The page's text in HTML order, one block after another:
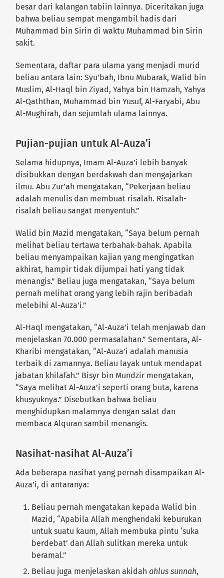
besar dari kalangan tabiin lainnya. Diceritakan juga
bahwa beliau sempat mengambil hadis dari
Muhammad bin Sirin di waktu Muhammad bin Sirin
sakit.
Sementara, daftar para ulama yang menjadi murid
beliau antara lain: Syu’bah, Ibnu Mubarak, Walid bin
Muslim, Al-Haql bin Ziyad, Yahya bin Hamzah, Yahya
Al-Qaththan, Muhammad bin Yusuf, Al-Faryabi, Abu
Al-Mughirah, dan sejumlah ulama lainnya.
Pujian-pujian untuk Al-Auza’i
Selama hidupnya, Imam Al-Auza’i lebih banyak
disibukkan dengan berdakwah dan mengajarkan
ilmu. Abu Zur’ah mengatakan, “Pekerjaan beliau
adalah menulis dan membuat risalah. Risalah-
risalah beliau sangat menyentuh.”
Walid bin Mazid mengatakan, “Saya belum pernah
melihat beliau tertawa terbahak-bahak. Apabila
beliau menyampaikan kajian yang mengingatkan
akhirat, hampir tidak dijumpai hati yang tidak
menangis.” Beliau juga mengatakan, “Saya belum
pernah melihat orang yang lebih rajin beribadah
melebihi Al-Auza’i.”
Al-Haql mengatakan, “Al-Auza’i telah menjawab dan
menjelaskan 70.000 permasalahan.” Sementara, Al-
Kharibi mengatakan, “Al-Auza’i adalah manusia
terbaik di zamannya. Beliau layak untuk mendapat
jabatan khilafah.” Bisyr bin Mundzir mengatakan,
“Saya melihat Al-Auza’i seperti orang buta, karena
khusyuknya.” Disebutkan bahwa beliau
menghidupkan malamnya dengan salat dan
membaca Alquran sambil menangis.
Nasihat-nasihat Al-Auza’i
Ada beberapa nasihat yang pernah disampaikan Al-
Auza’i, di antaranya:
Beliau pernah mengatakan kepada Walid bin
Mazid, “Apabila Allah menghendaki keburukan
untuk suatu kaum, Allah membuka pintu ‘suka
berdebat’ dan Allah sulitkan mereka untuk
beramal.”
Beliau juga menjelaskan akidahahlus sunnah,